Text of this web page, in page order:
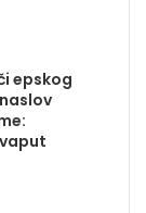
epskog